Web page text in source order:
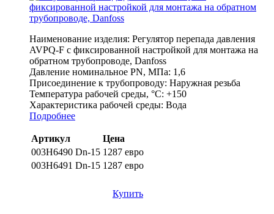
Наименование изделия: Регулятор перепада давления
AVPQ-F c фиксированной настройкой для монтажа на
обратном трубопроводе, Danfoss
Давление номинальное PN, МПа: 1,6
Присоединение к трубопроводу: Наружная резьба
Температура рабочей среды, °С: +150
Характеристика рабочей среды: Вода
Подробнее
Артикул
Цена
003Н6490 Dn-15 1287 евро
003Н6491 Dn-15 1287 евро
Купить